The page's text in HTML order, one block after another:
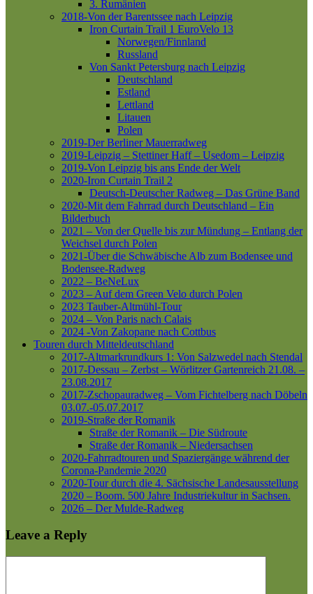
3. Rumänien
2018-Von der Barentssee nach Leipzig
Iron Curtain Trail 1 EuroVelo 13
Norwegen/Finnland
Russland
Von Sankt Petersburg nach Leipzig
Deutschland
Estland
Lettland
Litauen
Polen
2019-Der Berliner Mauerradweg
2019-Leipzig – Stettiner Haff – Usedom – Leipzig
2019-Von Leipzig bis ans Ende der Welt
2020-Iron Curtain Trail 2
Deutsch-Deutscher Radweg – Das Grüne Band
2020-Mit dem Fahrrad durch Deutschland – Ein
Bilderbuch
2021 – Von der Quelle bis zur Mündung – Entlang der
Weichsel durch Polen
2021-Über die Schwäbische Alb zum Bodensee und
Bodensee-Radweg
2022 – BeNeLux
2023 – Auf dem Green Velo durch Polen
2023 Tauber-Altmühl-Tour
2024 – Von Paris nach Calais
2024 -Von Zakopane nach Cottbus
Touren durch Mitteldeutschland
2017-Altmarkrundkurs 1: Von Salzwedel nach Stendal
2017-Dessau – Zerbst – Wörlitzer Gartenreich 21.08. –
23.08.2017
2017-Zschopauradweg – Vom Fichtelberg nach Döbeln
03.07.-05.07.2017
2019-Straße der Romanik
Straße der Romanik – Die Südroute
Straße der Romanik – Niedersachsen
2020-Fahrradtouren und Spaziergänge während der
Corona-Pandemie 2020
2020-Tour durch die 4. Sächsische Landesausstellung
2020 – Boom. 500 Jahre Industriekultur in Sachsen.
2026 – Der Mulde-Radweg
Leave a Reply